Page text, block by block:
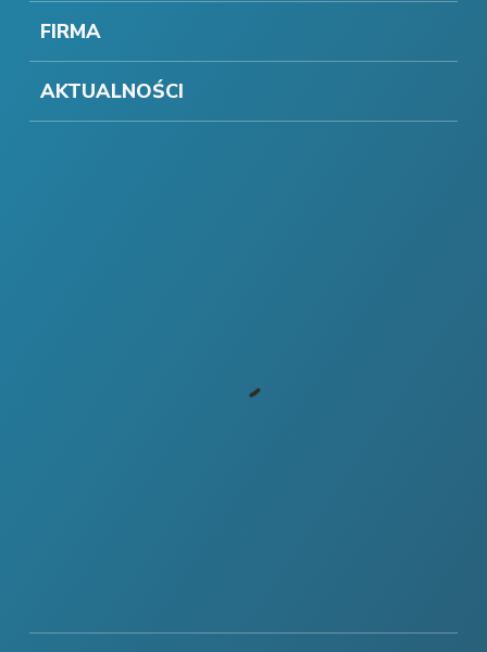
FIRMA
AKTUALNOŚCI